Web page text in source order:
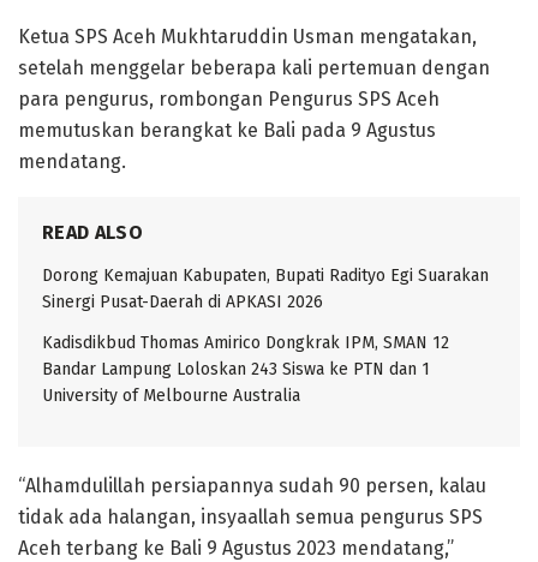
Ketua SPS Aceh Mukhtaruddin Usman mengatakan,
setelah menggelar beberapa kali pertemuan dengan
para pengurus, rombongan Pengurus SPS Aceh
memutuskan berangkat ke Bali pada 9 Agustus
mendatang.
READ ALSO
Dorong Kemajuan Kabupaten, Bupati Radityo Egi Suarakan
Sinergi Pusat-Daerah di APKASI 2026
Kadisdikbud Thomas Amirico Dongkrak IPM, SMAN 12
Bandar Lampung Loloskan 243 Siswa ke PTN dan 1
University of Melbourne Australia
“Alhamdulillah persiapannya sudah 90 persen, kalau
tidak ada halangan, insyaallah semua pengurus SPS
Aceh terbang ke Bali 9 Agustus 2023 mendatang,”